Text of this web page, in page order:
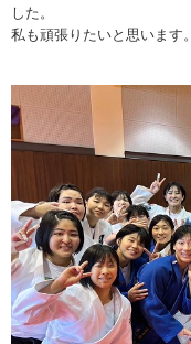
した。
私も頑張りたいと思います。